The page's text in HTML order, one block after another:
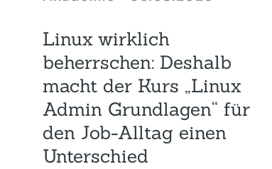
Linux wirklich
beherrschen: Deshalb
macht der Kurs „Linux
Admin Grundlagen“ für
den Job-Alltag einen
Unterschied